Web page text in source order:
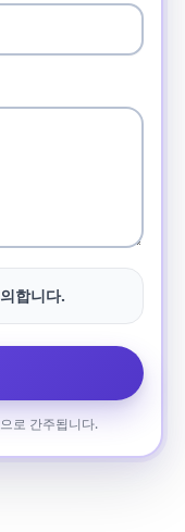
합니다.
로 간주됩니다.